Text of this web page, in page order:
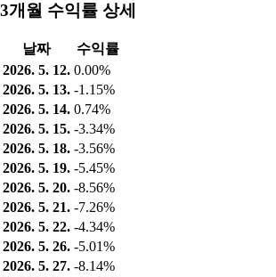
3개월 수익률 상세
날짜
수익률
2026. 5. 12. 0.00%
2026. 5. 13. -1.15%
2026. 5. 14. 0.74%
2026. 5. 15. -3.34%
2026. 5. 18. -3.56%
2026. 5. 19. -5.45%
2026. 5. 20. -8.56%
2026. 5. 21. -7.26%
2026. 5. 22. -4.34%
2026. 5. 26. -5.01%
2026. 5. 27. -8.14%